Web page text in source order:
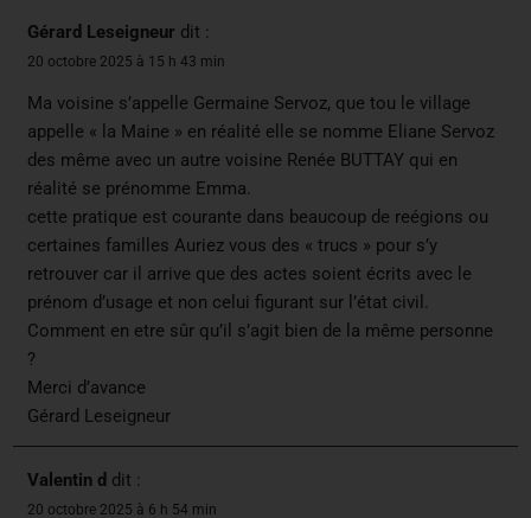
Gérard Leseigneur dit :
20 octobre 2025 à 15 h 43 min
Ma voisine s’appelle Germaine Servoz, que tou le village
appelle « la Maine » en réalité elle se nomme Eliane Servoz
des même avec un autre voisine Renée BUTTAY qui en
réalité se prénomme Emma.
cette pratique est courante dans beaucoup de reégions ou
certaines familles Auriez vous des « trucs » pour s’y
retrouver car il arrive que des actes soient écrits avec le
prénom d’usage et non celui figurant sur l’état civil.
Comment en etre sûr qu’il s’agit bien de la même personne
?
Merci d’avance
Gérard Leseigneur
Valentin d dit :
20 octobre 2025 à 6 h 54 min